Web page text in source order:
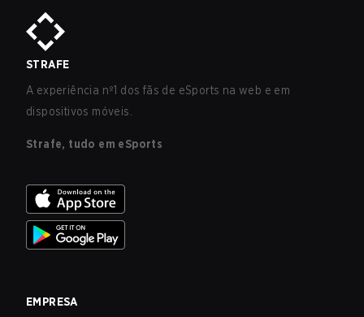
STRAFE
A experiência nº1 dos fãs de eSports na web e em
dispositivos móveis.
Strafe, tudo em eSports
EMPRESA